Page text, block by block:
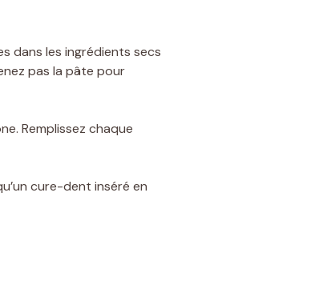
dans les ingrédients secs
pas la pâte pour
Remplissez chaque
cure-dent inséré en